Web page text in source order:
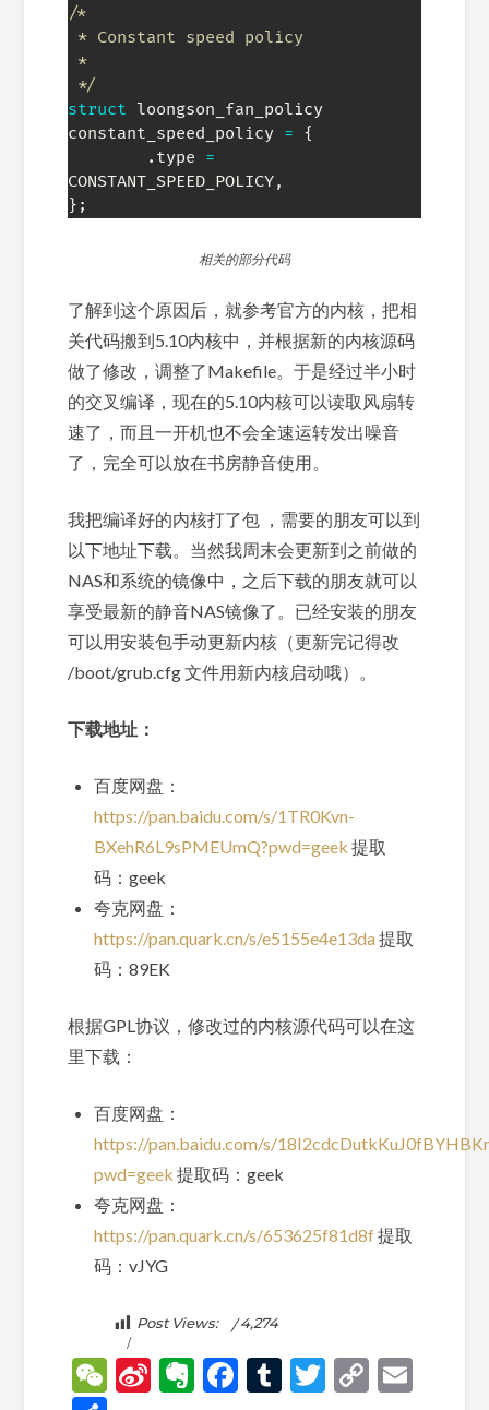
/*
*/
struct loongson_fan_policy
constant_speed_policy = {
. type =
CONSTANT_SPEED_POLICY,
} ;
相关的部分代码
了解到这个原因后，就参考官方的内核，把相
关代码搬到5.10内核中，并根据新的内核源码
做了修改，调整了Makefile。于是经过半小时
的交叉编译，现在的5.10内核可以读取风扇转
速了，而且一开机也不会全速运转发出噪音
了，完全可以放在书房静音使用。
我把编译好的内核打了包 ，需要的朋友可以到
以下地址下载。当然我周末会更新到之前做的
NAS和系统的镜像中，之后下载的朋友就可以
享受最新的静音NAS镜像了。已经安装的朋友
可以用安装包手动更新内核（更新完记得改
/boot/grub.cfg 文件用新内核启动哦）。
下载地址：
百度网盘：
https://pan.baidu.com/s/1TR0Kvn-
BXehR6L9sPMEUmQ?pwd=geek 提取
码：geek
夸克网盘：
https://pan.quark.cn/s/e5155e4e13da 提取
码：89EK
根据GPL协议，修改过的内核源代码可以在这
里下载：
百度网盘：
https://pan.baidu.com/s/
pwd=geek 提取码：geek
夸克网盘：
https://pan.quark.cn/s/653625f81d8f提取
码：vJYG
Post Views: 4,274
WeChat
SinaEvernote
Facebook
Tumblr
Twitter
Copy